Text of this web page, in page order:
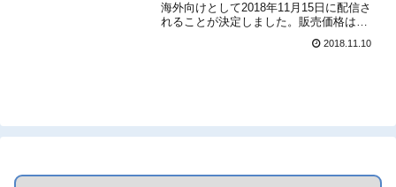
冒険プラットフォーマー
海外向けとして2018年11月15日に配信さ
れることが決定しました。販売価格は
Dreadlocks Mobileによって開発されスマ
2018.11.10